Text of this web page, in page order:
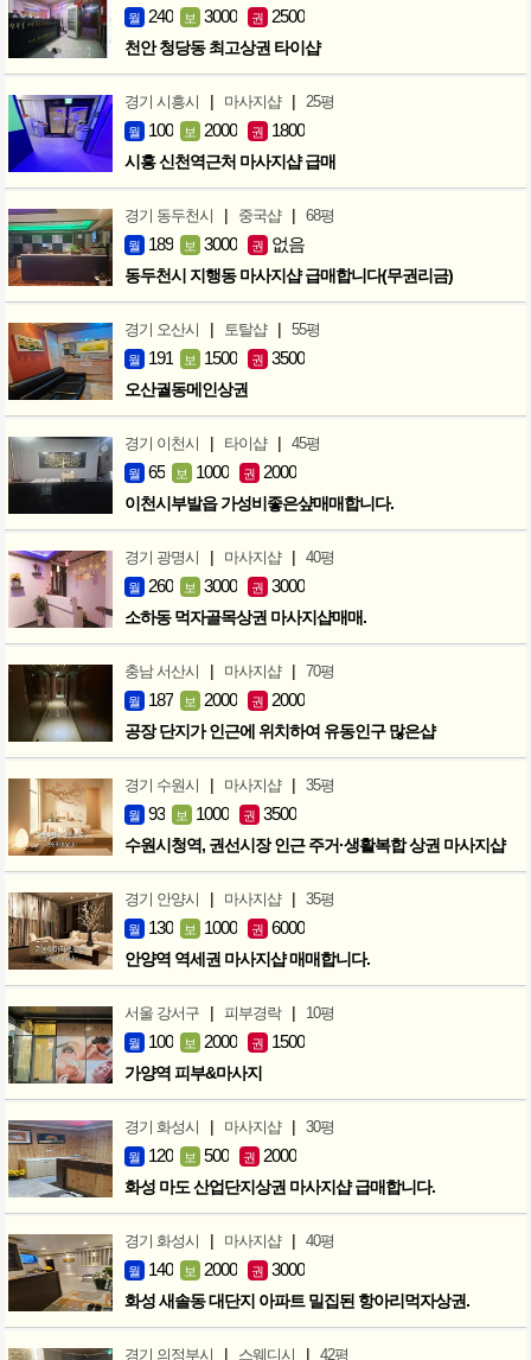
월 240 보 3000 권 2500
천안 청당동 최고상권 타이샵
경기 시흥시 | 마사지샵 | 25평
월 100 보 2000 권 1800
시흥 신천역근처 마사지샵 급매
경기 동두천시 | 중국샵 | 68평
월 189 보 3000 권 없음
동두천시 지행동 마사지샵 급매합니다(무권리금)
경기 오산시 | 토탈샵 | 55평
월 191 보 1500 권 3500
오산궐동메인상권
경기 이천시 | 타이샵 | 45평
월 65 보 1000 권 2000
이천시부발읍 가성비좋은샾매매합니다.
경기 광명시 | 마사지샵 | 40평
월 260 보 3000 권 3000
소하동 먹자골목상권 마사지샵매매.
충남 서산시 | 마사지샵 | 70평
월 187 보 2000 권 2000
공장 단지가 인근에 위치하여 유동인구 많은샵
경기 수원시 | 마사지샵 | 35평
월 93 보 1000 권 3500
수원시청역, 권선시장 인근 주거·생활복합 상권 마사지샵
경기 안양시 | 마사지샵 | 35평
월 130 보 1000 권 6000
안양역 역세권 마사지샵 매매합니다.
서울 강서구 | 피부경락 | 10평
월 100 보 2000 권 1500
가양역 피부&마사지
경기 화성시 | 마사지샵 | 30평
월 120 보 500 권 2000
화성 마도 산업단지상권 마사지샵 급매합니다.
경기 화성시 | 마사지샵 | 40평
월 140 보 2000 권 3000
화성 새솔동 대단지 아파트 밀집된 항아리먹자상권.
경기 의정부시 | 스웨디시 | 42평